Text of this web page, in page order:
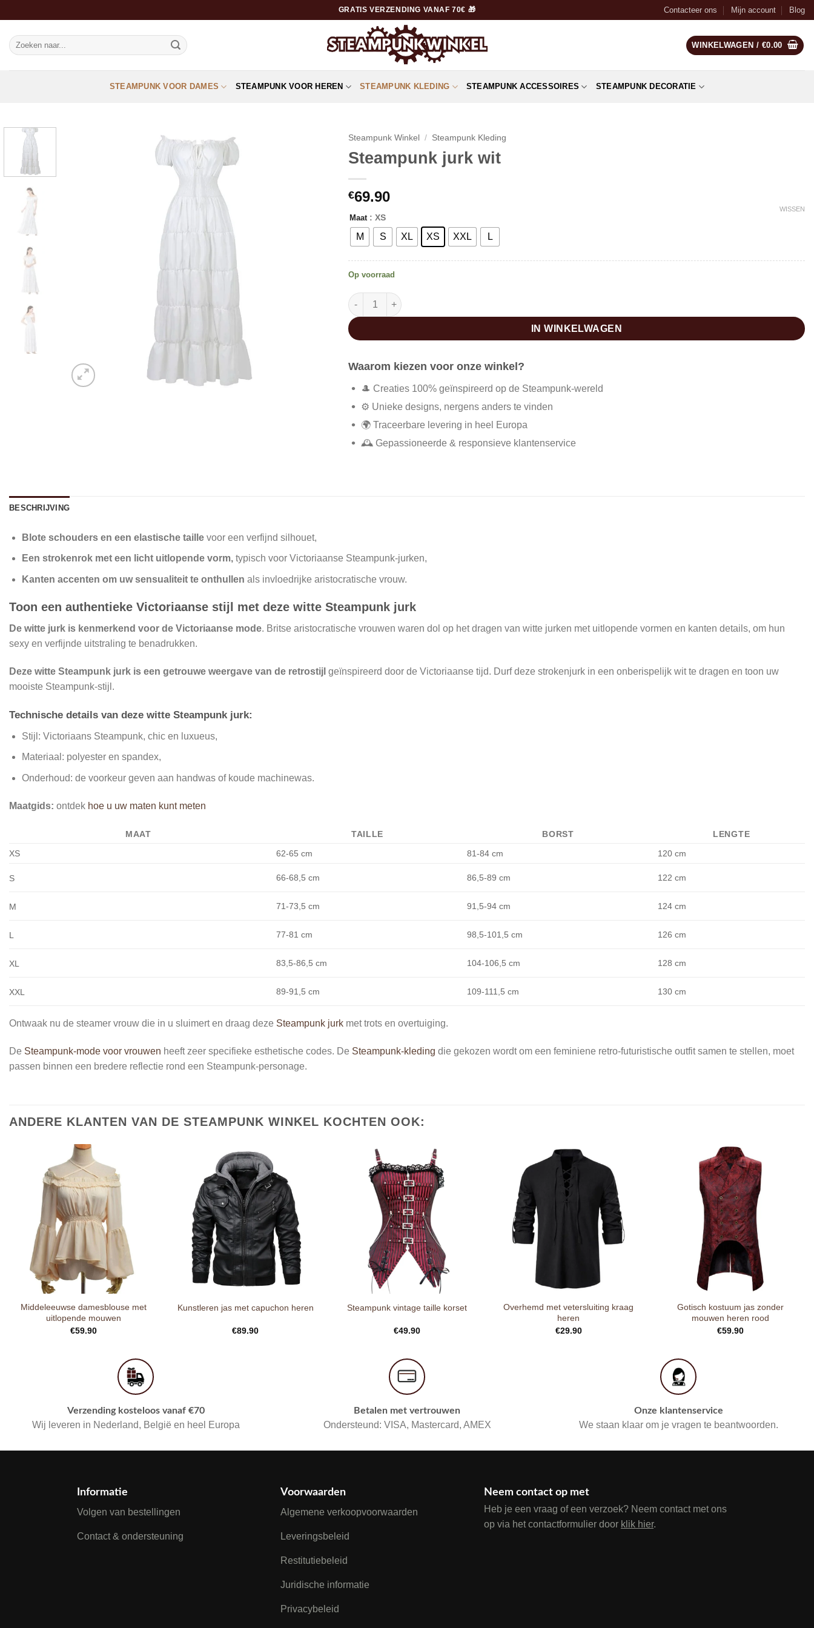
naar
inhoud
GRATIS VERZENDING VANAF 70€ 🎁 Contacteer ons Mijn account Blog
Zoeken
naar:
WINKELWAGEN / €0.00
STEAMPUNK VOOR DAMES STEAMPUNK VOOR HEREN STEAMPUNK KLEDING STEAMPUNK ACCESSOIRES STEAMPUNK DECORATIE
Steampunk Winkel / Steampunk Kleding
Steampunk jurk wit
€69.90
Maat : XS
M S XL XS XXL L
WISSEN
Op voorraad
Steampunk jurk wit aantal
IN WINKELWAGEN
Waarom kiezen voor onze winkel?
🎩 Creaties 100% geïnspireerd op de Steampunk-wereld
⚙️ Unieke designs, nergens anders te vinden
🌍 Traceerbare levering in heel Europa
🕰️ Gepassioneerde & responsieve klantenservice
BESCHRIJVING
Blote schouders en een elastische taillevoor een verfijnd silhouet,
Een strokenrok met een licht uitlopende vorm, typisch voor Victoriaanse Steampunk-jurken,
Kanten accenten om uw sensualiteit te onthullen als invloedrijke aristocratische vrouw.
Toon een authentieke Victoriaanse stijl met deze witte Steampunk jurk
De witte jurk is kenmerkend voor de Victoriaanse mode. Britse aristocratische vrouwen waren dol op het dragen van witte jurken met uitlopende vormen en kanten details, om hun
sexy en verfijnde uitstraling te benadrukken.
Deze witte Steampunk jurk is een getrouwe weergave van de retrostijl geïnspireerd door de Victoriaanse tijd. Durf deze strokenjurk in een onberispelijk wit te dragen en toon uw
mooiste Steampunk-stijl.
Technische details van deze witte Steampunk jurk:
Stijl: Victoriaans Steampunk, chic en luxueus,
Materiaal: polyester en spandex,
Onderhoud: de voorkeur geven aan handwas of koude machinewas.
Maatgids: ontdek hoe u uw maten kunt meten
MAAT TAILLE BORST
LENGTE
XS
62-65 cm 81-84 cm 120 cm
S 66-68,5 cm 86,5-89 cm 122 cm
M 71-73,5 cm 91,5-94 cm 124 cm
L 77-81 cm 98,5-101,5 cm 126 cm
XL 83,5-86,5 cm 104-106,5 cm 128 cm
XXL 89-91,5 cm 109-111,5 cm 130 cm
Ontwaak nu de steamer vrouw die in u sluimert en draag deze Steampunk jurk met trots en overtuiging.
De Steampunk-mode voor vrouwen heeft zeer specifieke esthetische codes. De Steampunk-kleding die gekozen wordt om een feminiene retro-futuristische outfit samen te stellen, moet
passen binnen een bredere reflectie rond een Steampunk-personage.
ANDERE KLANTEN VAN DE STEAMPUNK WINKEL KOCHTEN OOK:
Middeleeuwse damesblouse met
uitlopende mouwen
€59.90
Kunstleren jas met capuchon heren
€89.90
Steampunk vintage taille korset
€49.90
Overhemd met vetersluiting kraag
heren
€29.90
Gotisch kostuum jas zonder
mouwen heren rood
€59.90
Verzending kosteloos vanaf €70
Wij leveren in Nederland, België en heel Europa
Betalen met vertrouwen
Ondersteund: VISA, Mastercard, AMEX
Onze klantenservice
We staan klaar om je vragen te beantwoorden.
Informatie
Volgen van bestellingen
Contact & ondersteuning
Voorwaarden
Algemene verkoopvoorwaarden
Leveringsbeleid
Restitutiebeleid
Juridische informatie
Privacybeleid
Neem contact op met
Heb je een vraag of een verzoek? Neem contact met ons
op via het contactformulier door klik hier.